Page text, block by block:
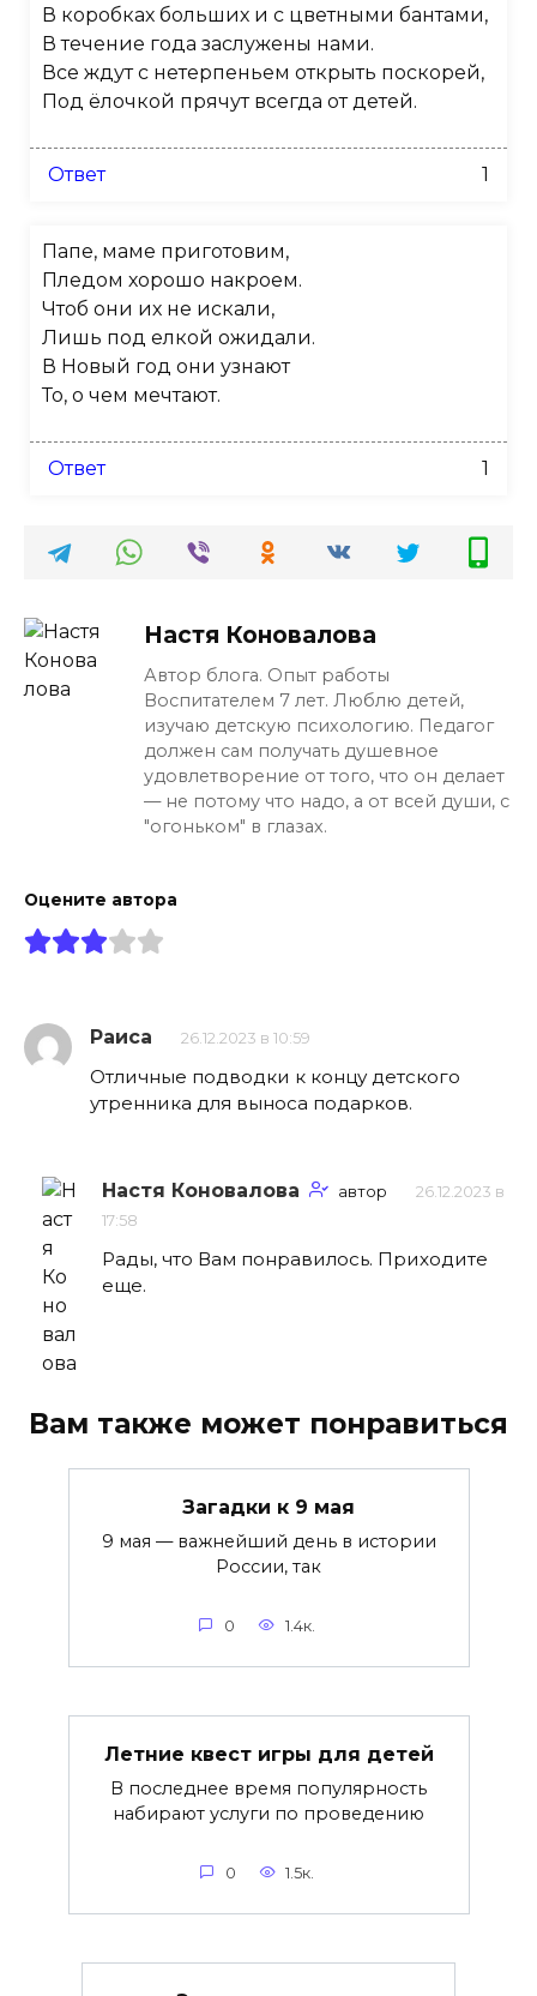
В коробках больших и с цветными бантами,
В течение года заслужены нами.
Все ждут с нетерпеньем открыть поскорей,
Под ёлочкой прячут всегда от детей.
Ответ 1
Папе, маме приготовим,
Пледом хорошо накроем.
Чтоб они их не искали,
Лишь под елкой ожидали.
В Новый год они узнают
То, о чем мечтают.
Ответ 1
Настя Коновалова
Автор блога. Опыт работы
Воспитателем 7 лет. Люблю детей,
изучаю детскую психологию. Педагог
должен сам получать душевное
удовлетворение от того, что он делает
— не потому что надо, а от всей души, с
"огоньком" в глазах.
Оцените автора
Раиса 26.12.2023 в 10:59
Отличные подводки к концу детского
утренника для выноса подарков.
Настя Коновалова автор
26.12.2023 в
17:58
Рады, что Вам понравилось. Приходите
еще.
Вам также может понравиться
Загадки к 9 мая
9 мая — важнейший день в истории
России, так
0 1.4к.
Летние квест игры для детей
В последнее время популярность
набирают услуги по проведению
0 1.5к.